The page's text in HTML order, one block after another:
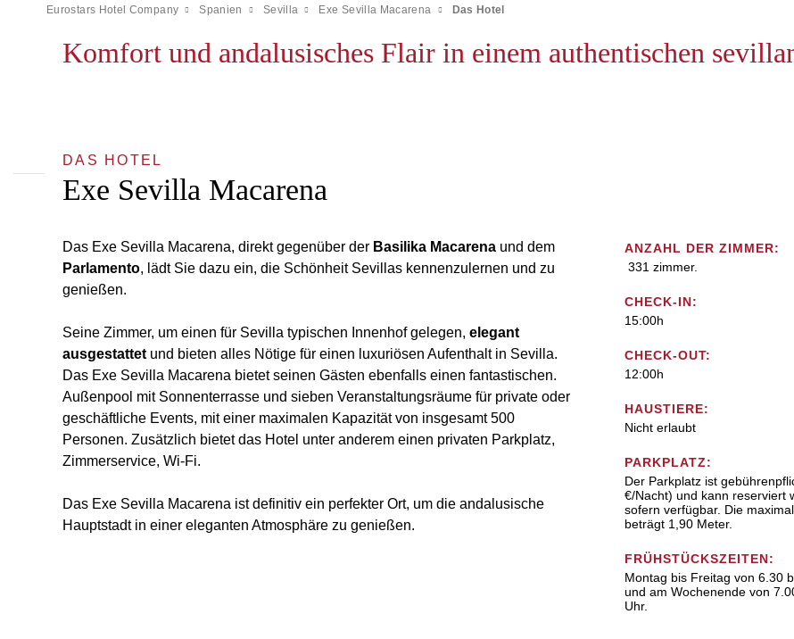
Eurostars Hotel Company Spanien Sevilla Exe Sevilla Macarena Das Hotel
Komfort und andalusisches Flair in einem authentischen
DAS HOTEL
Exe Sevilla Macarena
Das Exe Sevilla Macarena, direkt gegenüber der Basilika Macarena und dem
Parlamento, lädt Sie dazu ein, die Schönheit Sevillas kennenzulernen und zu
genießen.
Seine Zimmer, um einen für Sevilla typischen Innenhof gelegen, elegant
ausgestattet und bieten alles Nötige für einen luxuriösen Aufenthalt in Sevilla.
Das Exe Sevilla Macarena bietet seinen Gästen ebenfalls einen fantastischen.
Außenpool mit Sonnenterrasse und sieben Veranstaltungsräume für private oder
geschäftliche Events, mit einer maximalen Kapazität von insgesamt 500
Personen. Zusätzlich bietet das Hotel unter anderem einen privaten Parkplatz,
Zimmerservice, Wi-Fi.
Das Exe Sevilla Macarena ist definitiv ein perfekter Ort, um die andalusische
Hauptstadt in einer eleganten Atmosphäre zu genießen.
ANZAHL DER ZIMMER:
331 zimmer.
CHECK-IN:
15:00h
CHECK-OUT:
12:00h
HAUSTIERE:
Nicht erlaubt
PARKPLATZ:
Der Parkplatz ist
€/Nacht) und kann reserviert
sofern verfügbar. Die
beträgt 1,90 Meter.
FRÜHSTÜCKSZEITEN:
Montag bis Freitag von 6.30
und am Wochenende von
Uhr.